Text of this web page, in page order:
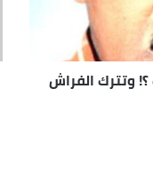
وتترك الفراش